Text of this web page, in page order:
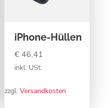
iPhone-Hüllen
€46,41
inkl. USt.
zzgl.Versandkosten